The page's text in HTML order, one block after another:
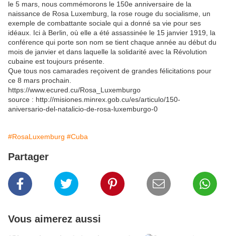
le 5 mars, nous commémorons le 150e anniversaire de la
naissance de Rosa Luxemburg, la rose rouge du socialisme, un
exemple de combattante sociale qui a donné sa vie pour ses
idéaux. Ici à Berlin, où elle a été assassinée le 15 janvier 1919, la
conférence qui porte son nom se tient chaque année au début du
mois de janvier et dans laquelle la solidarité avec la Révolution
cubaine est toujours présente.
Que tous nos camarades reçoivent de grandes félicitations pour
ce 8 mars prochain.
https://www.ecured.cu/Rosa_Luxemburgo
source : http://misiones.minrex.gob.cu/es/articulo/150-
aniversario-del-natalicio-de-rosa-luxemburgo-0
#RosaLuxemburg #Cuba
Partager
Vous aimerez aussi